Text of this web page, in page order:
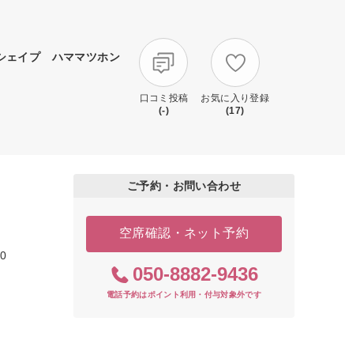
ェイプ ハママツホン
口コミ投稿
(-)
お気に入り登録
(17)
ご予約・お問い合わせ
空席確認・ネット予約
050-8882-9436
電話予約はポイント利用・付与対象外です